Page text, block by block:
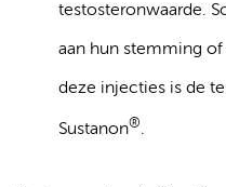
testosteronwaarde.
aan hun stemming
deze injecties is de
Sustanon®.